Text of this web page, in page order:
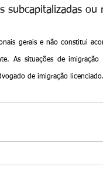
subcapitalizadas ou
gerais e não constitui
As situações de
de imigração licenciado.